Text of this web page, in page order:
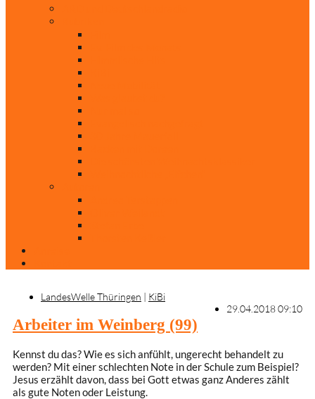
LandesWelle Thüringen | KiBi
29.04.2018 09:10
Arbeiter im Weinberg (99)
Kennst du das? Wie es sich anfühlt, ungerecht behandelt zu
werden? Mit einer schlechten Note in der Schule zum Beispiel?
Jesus erzählt davon, dass bei Gott etwas ganz Anderes zählt
als gute Noten oder Leistung.